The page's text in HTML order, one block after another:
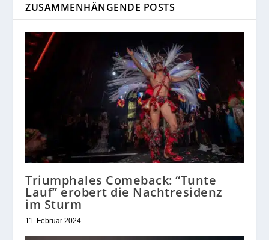
ZUSAMMENHÄNGENDE POSTS
Triumphales Comeback: “Tunte
Lauf” erobert die Nachtresidenz
im Sturm
11. Februar 2024